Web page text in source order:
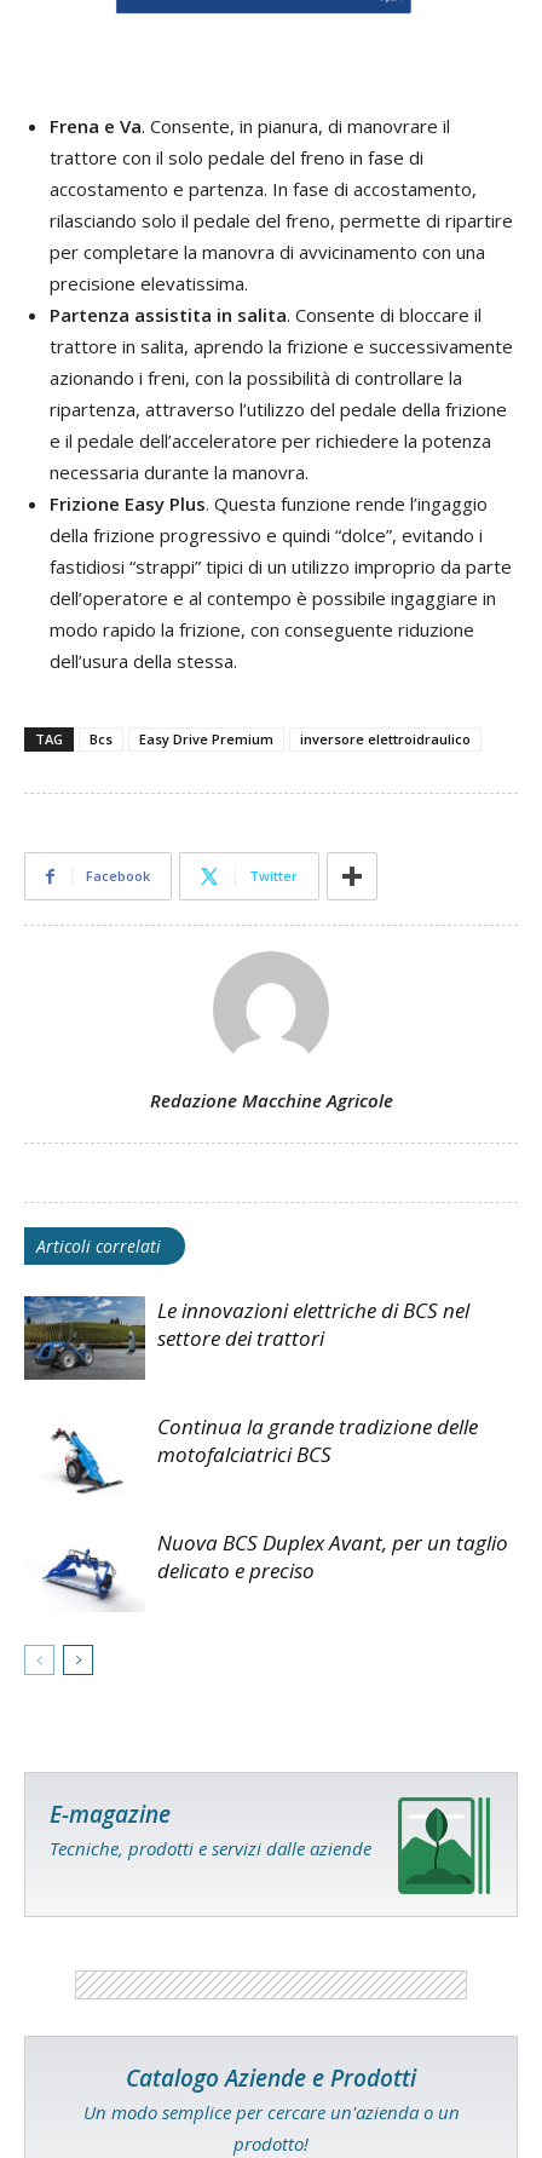
Frena e Va. Consente, in pianura, di manovrare il
trattore con il solo pedale del freno in fase di
accostamento e partenza. In fase di accostamento,
rilasciando solo il pedale del freno, permette di ripartire
per completare la manovra di avvicinamento con una
precisione elevatissima.
Partenza assistita in salita. Consente di bloccare il
trattore in salita, aprendo la frizione e successivamente
azionando i freni, con la possibilità di controllare la
ripartenza, attraverso l’utilizzo del pedale della frizione
e il pedale dell’acceleratore per richiedere la potenza
necessaria durante la manovra.
Frizione Easy Plus. Questa funzione rende l’ingaggio
della frizione progressivo e quindi “dolce”, evitando i
fastidiosi “strappi” tipici di un utilizzo improprio da parte
dell’operatore e al contempo è possibile ingaggiare in
modo rapido la frizione, con conseguente riduzione
dell’usura della stessa.
TAG Bcs Easy Drive Premium inversore elettroidraulico
Facebook Twitter
Redazione Macchine Agricole
Articoli correlati
Le innovazioni elettriche di BCS nel
settore dei trattori
Continua la grande tradizione delle
motofalciatrici BCS
Nuova BCS Duplex Avant, per un taglio
delicato e preciso
E-magazine
Tecniche, prodotti e servizi dalle aziende
Catalogo Aziende e Prodotti
Un modo semplice per cercare un'azienda o un
prodotto!